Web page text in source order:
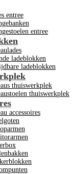
entree
entree
ladeblokken
ladeblokken
thuiswerkplek
thuiswerkplek
accessoires